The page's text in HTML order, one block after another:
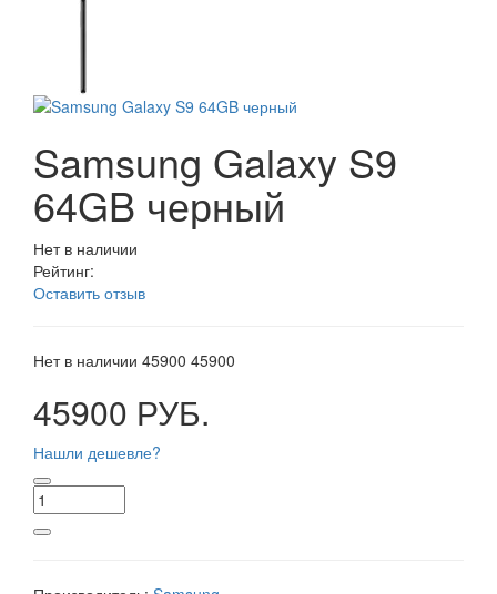
Samsung Galaxy S9
64GB черный
Нет в наличии
Рейтинг:
Оставить отзыв
Нет в наличии 45900 45900
45900 РУБ.
Нашли дешевле?